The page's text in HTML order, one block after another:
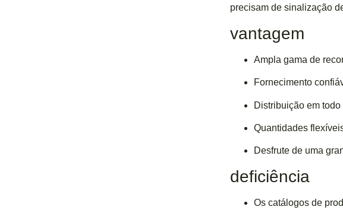
precisam de sinalização
vantagem
Ampla gama de
Fornecimento
Distribuição em
Quantidades
Desfrute de uma
deficiência
Os catálogos de